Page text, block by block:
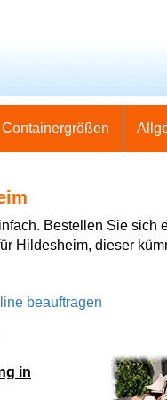
Containergrößen
Bestellen Sie sich
Hildesheim, dieser
beauftragen
in